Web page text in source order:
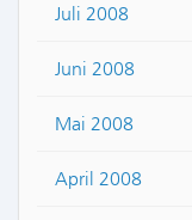
Juli 2008
Juni 2008
Mai 2008
April 2008